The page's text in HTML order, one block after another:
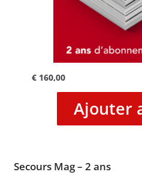
€160,00
Ajouter
Secours Mag – 2 ans